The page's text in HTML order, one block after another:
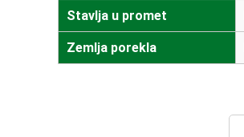
Stavlja u promet
Zemlja porekla